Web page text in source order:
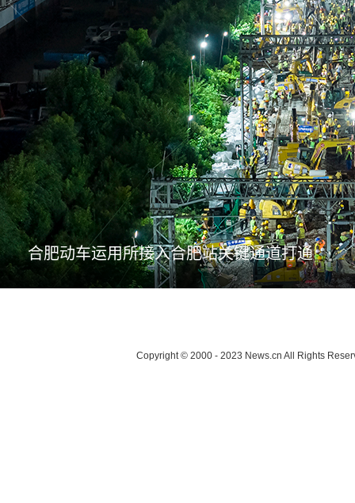
合肥动车运用所接入合肥站关键通道打通